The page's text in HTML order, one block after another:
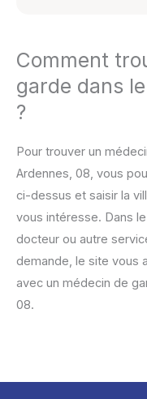
Comment
garde dans
?
Pour trouver un
Ardennes, 08, vous
ci-dessus et saisir la
vous intéresse. Dans
docteur ou autre
demande, le site vous
avec un médecin de
08.